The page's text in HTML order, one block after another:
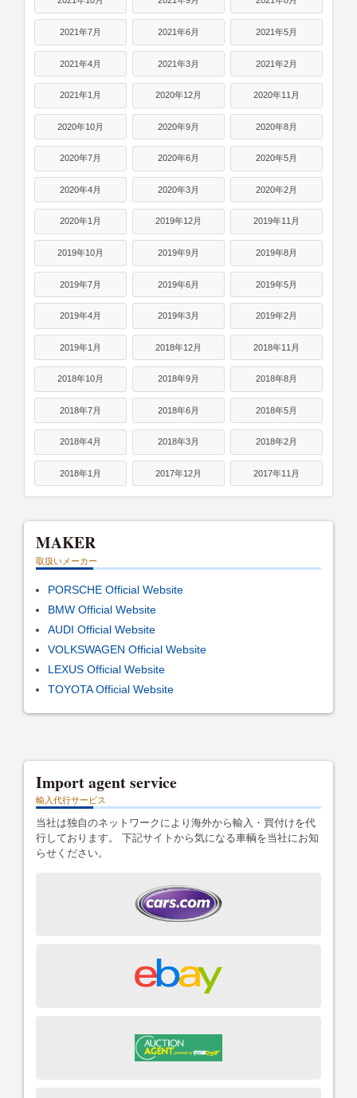
2021年7月 2021年6月 2021年5月
2021年4月 2021年3月 2021年2月
2021年1月 2020年12月 2020年11月
2020年10月 2020年9月 2020年8月
2020年7月 2020年6月 2020年5月
2020年4月 2020年3月 2020年2月
2020年1月 2019年12月 2019年11月
2019年10月 2019年9月 2019年8月
2019年7月 2019年6月 2019年5月
2019年4月 2019年3月 2019年2月
2019年1月 2018年12月 2018年11月
2018年10月 2018年9月 2018年8月
2018年7月 2018年6月 2018年5月
2018年4月 2018年3月 2018年2月
2018年1月 2017年12月 2017年11月
MAKER
取扱いメーカー
PORSCHE Official Website
BMW Official Website
AUDI Official Website
VOLKSWAGEN Official Website
LEXUS Official Website
TOYOTA Official Website
Import agent service
輸入代行サービス
当社は独自のネットワークにより海外から輸入・買付けを代
行しております。 下記サイトから気になる車輌を当社にお知
らせください。